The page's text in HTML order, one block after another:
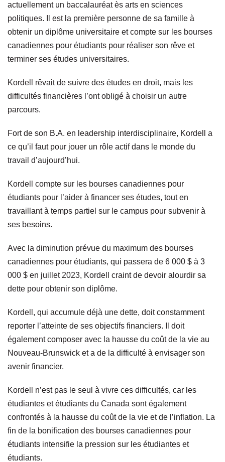
actuellement un baccalauréat ès arts en sciences
politiques. Il est la première personne de sa famille à
obtenir un diplôme universitaire et compte sur les bourses
canadiennes pour étudiants pour réaliser son rêve et
terminer ses études universitaires.
Kordell rêvait de suivre des études en droit, mais les
difficultés financières l’ont obligé à choisir un autre
parcours.
Fort de son B.A. en leadership interdisciplinaire, Kordell a
ce qu’il faut pour jouer un rôle actif dans le monde du
travail d’aujourd’hui.
Kordell compte sur les bourses canadiennes pour
étudiants pour l’aider à financer ses études, tout en
travaillant à temps partiel sur le campus pour subvenir à
ses besoins.
Avec la diminution prévue du maximum des bourses
canadiennes pour étudiants, qui passera de 6 000 $ à 3
000 $ en juillet 2023, Kordell craint de devoir alourdir sa
dette pour obtenir son diplôme.
Kordell, qui accumule déjà une dette, doit constamment
reporter l’atteinte de ses objectifs financiers. Il doit
également composer avec la hausse du coût de la vie au
Nouveau-Brunswick et a de la difficulté à envisager son
avenir financier.
Kordell n’est pas le seul à vivre ces difficultés, car les
étudiantes et étudiants du Canada sont également
confrontés à la hausse du coût de la vie et de l’inflation. La
fin de la bonification des bourses canadiennes pour
étudiants intensifie la pression sur les étudiantes et
étudiants.